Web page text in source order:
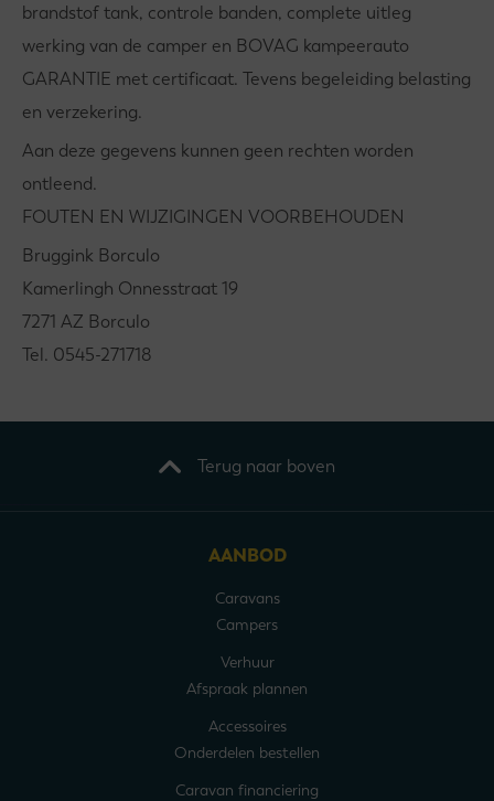
brandstof tank, controle banden, complete uitleg
werking van de camper en BOVAG kampeerauto
GARANTIE met certificaat. Tevens begeleiding belasting
en verzekering.
Aan deze gegevens kunnen geen rechten worden
ontleend.
FOUTEN EN WIJZIGINGEN VOORBEHOUDEN
Bruggink Borculo
Kamerlingh Onnesstraat 19
7271 AZ Borculo
Tel. 0545-271718
Terug naar boven
AANBOD
Caravans
Campers
Verhuur
Afspraak plannen
Accessoires
Onderdelen bestellen
Caravan financiering